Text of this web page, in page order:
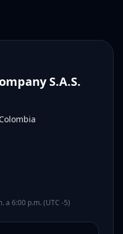
S.A.S.
a 6:00 p.m. (UTC -5)